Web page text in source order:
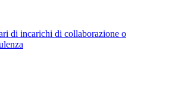
di incarichi di collaborazione o